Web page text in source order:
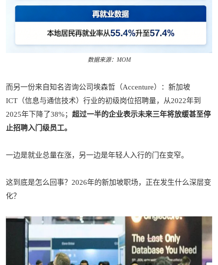
数据来源：MOM
而另一份来自知名咨询公司埃森哲（Accenture）：新加坡
ICT（信息与通信技术）行业的初级岗位招聘量，从2022年到
2025年下降了38%；超过一半的企业表示未来三年将放缓甚至停
止招聘入门级员工。
一边是就业总量在涨，另一边是年轻人入行的门在变窄。
这到底是怎么回事？2026年的新加坡职场，正在发生什么深层变
化？